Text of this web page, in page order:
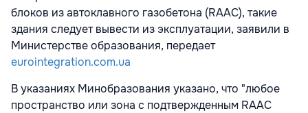
блоков из автоклавного газобетона (RAAC), такие
здания следует вывести из эксплуатации, заявили в
Министерстве образования, передает
eurointegration.com.ua
В указаниях Минобразования указано, что "любое
пространство или зона с подтвержденным RAAC